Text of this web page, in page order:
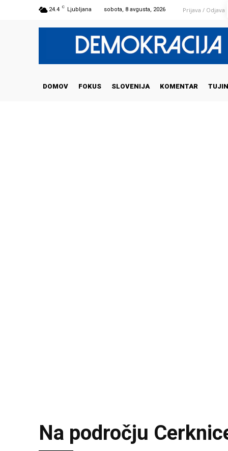
24.4 C Ljubljana sobota, 8 avgusta, 2026 Prijava / Odjava
DOMOV FOKUS SLOVENIJA KOMENTAR
Na področju